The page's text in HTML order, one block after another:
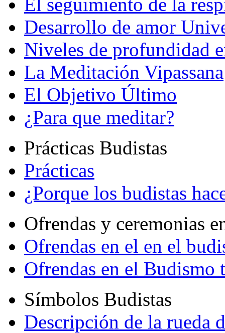
Desarrollo de amor
Niveles de profundidad
La Meditación Vipassana
El Objetivo Último
¿Para que meditar?
Prácticas Budistas
Prácticas
¿Porque los budistas
Ofrendas y ceremonias
Ofrendas en el en el
Ofrendas en el Budismo
Símbolos Budistas
Descripción de la rueda